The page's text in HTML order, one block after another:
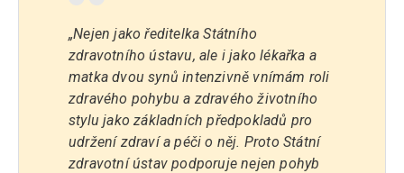
„Nejen jako ředitelka Státního
zdravotního ústavu, ale i jako lékařka a
matka dvou synů intenzivně vnímám roli
zdravého pohybu a zdravého životního
stylu jako základních předpokladů pro
udržení zdraví a péči o něj. Proto Státní
zdravotní ústav podporuje nejen pohyb